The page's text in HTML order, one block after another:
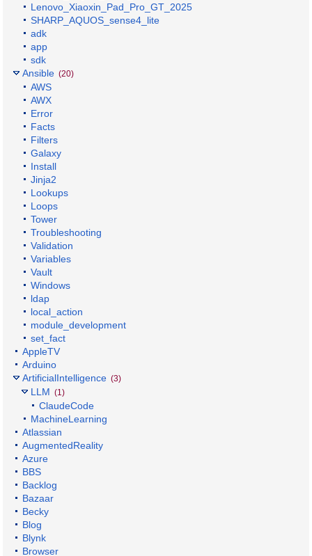
Lenovo_Xiaoxin_Pad_Pro_GT_2025
SHARP_AQUOS_sense4_lite
adk
app
sdk
Ansible (20)
AWS
AWX
Error
Facts
Filters
Galaxy
Install
Jinja2
Lookups
Loops
Tower
Troubleshooting
Validation
Variables
Vault
Windows
ldap
local_action
module_development
set_fact
AppleTV
Arduino
ArtificialIntelligence (3)
LLM (1)
ClaudeCode
MachineLearning
Atlassian
AugmentedReality
Azure
BBS
Backlog
Bazaar
Becky
Blog
Blynk
Browser